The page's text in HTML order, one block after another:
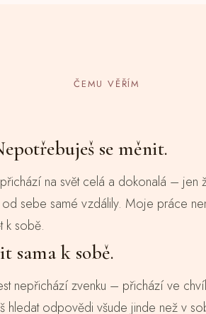
ČEMU VĚŘÍM
se měnit.
na svět celá a dokonalá – jen
sebe samé vzdálily. Moje práce
k sobě.
sama k sobě.
nepřichází zvenku – přichází ve
hledat odpovědi všude jinde než v